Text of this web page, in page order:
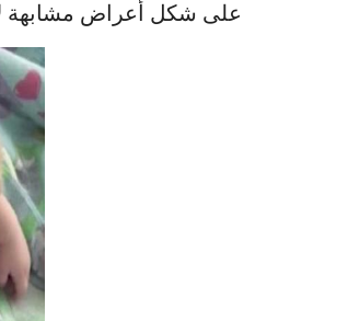
على شكل أعراض مشابهة